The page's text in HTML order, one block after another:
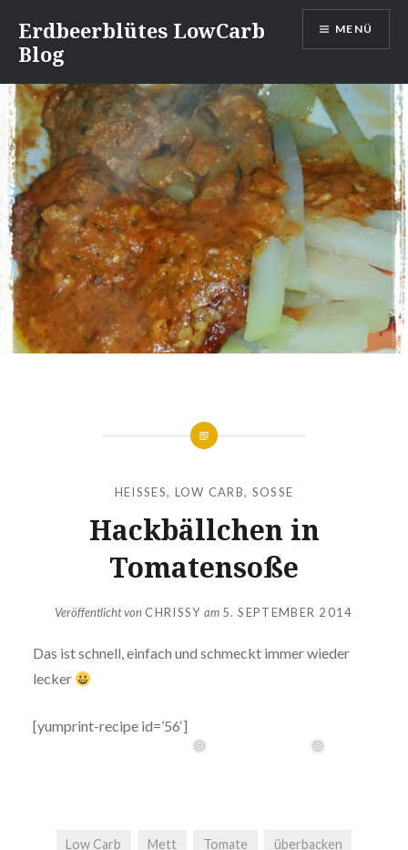
zum
Inhalt
Erdbeerblütes LowCarb
Blog
MENÜ
HEISSES , LOW CARB, SOSSE
Hackbällchen in
Tomatensoße
Veröffentlicht von CHRISSY am 5. SEPTEMBER 2014
Das ist schnell, einfach und schmeckt immer wieder
lecker
[yumprint-recipe id=’56‘]
Low Carb Mett Tomate überbacken